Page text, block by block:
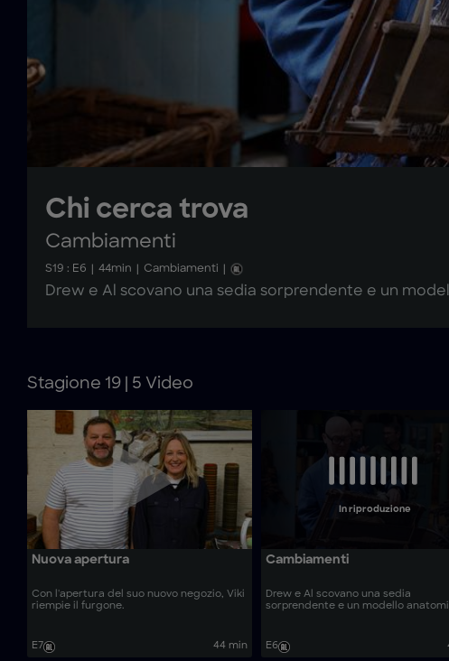
Chi cerca trova
Cambiamenti
S19 : E6 44min Cambiamenti
Drew e Al scovano una sedia sorprendente e un
Stagione 19 | 5 Video
Nuova apertura
Con l'apertura del suo nuovo negozio, Viki
riempie il furgone.
E7 44 min
In riproduzione
Cambiamenti
Drew e Al scovano una sedia
sorprendente e un modello
E6